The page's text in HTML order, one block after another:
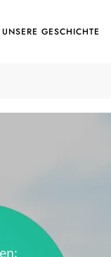
UNSERE GESCHICHTE